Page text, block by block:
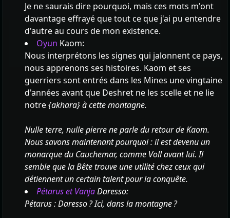
Je ne saurais dire pourquoi, mais ces mots m'ont
davantage effrayé que tout ce que j'ai pu entendre
d'autre au cours de mon existence.
Oyun Kaom:
Nous interprétons les signes qui jalonnent ce pays,
nous apprenons ses histoires. Kaom et ses
guerriers sont entrés dans les Mines une vingtaine
d'années avant que Deshret ne les scelle et ne lie
notre{akhara} à cette montagne.
Nulle terre, nulle pierre ne parle du retour de Kaom.
Nous savons maintenant pourquoi : il est devenu un
monarque du Cauchemar, comme Voll avant lui. Il
semble que la Bête trouve une utilité chez ceux qui
détiennent un certain talent pour la conquête.
Pétarus et VanjaDaresso:
Pétarus : Daresso ? Ici, dans la montagne ?